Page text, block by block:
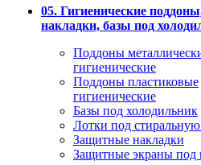
05. Гигиенические
накладки, базы под
Поддоны
гигиенические
Поддоны пластиковые
гигиенические
Базы под холодильник
Лотки под
Защитные накладки
Защитные экраны под